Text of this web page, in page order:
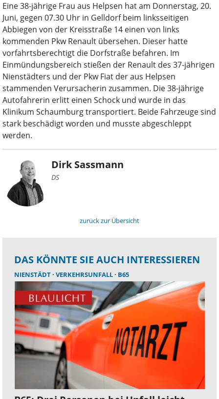
Eine 38-jährige Frau aus Helpsen hat am Donnerstag, 20.
Juni, gegen 07.30 Uhr in Gelldorf beim linksseitigen
Abbiegen von der Kreisstraße 14 einen von links
kommenden Pkw Renault übersehen. Dieser hatte
vorfahrtsberechtigt die Dorfstraße befahren. Im
Einmündungsbereich stießen der Renault des 37-jährigen
Nienstädters und der Pkw Fiat der aus Helpsen
stammenden Verursacherin zusammen. Die 38-jährige
Autofahrerin erlitt einen Schock und wurde in das
Klinikum Schaumburg transportiert. Beide Fahrzeuge sind
stark beschädigt worden und musste abgeschleppt
werden.
Dirk Sassmann
DS
zurück zur Übersicht
DAS KÖNNTE SIE AUCH INTERESSIEREN
NIENSTÄDT VERKEHRSUNFALL B65